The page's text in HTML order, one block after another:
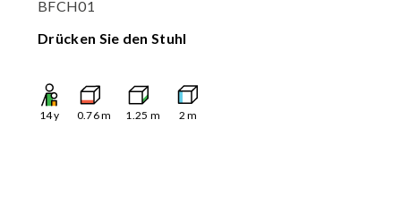
BFCH01
Drücken Sie den Stuhl
14y 0.76m 1.25 m 2 m